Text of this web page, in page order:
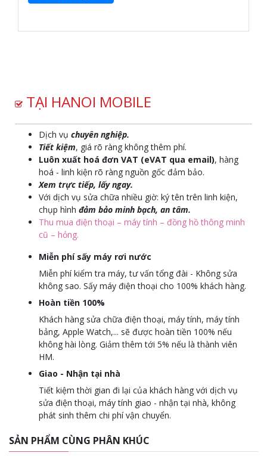
TẠI HANOI MOBILE
Dịch vụ chuyên nghiệp.
Tiết kiệm, giá rõ ràng không thêm phí.
Luôn xuất hoá đơn VAT (eVAT qua email), hàng
hoá - linh kiện rõ ràng nguồn gốc đảm bảo.
Xem trực tiếp, lấy ngay.
Với dịch vụ sửa chữa nhiều giờ: ký tên trên linh kiện,
chụp hình đảm bảo minh bạch, an tâm.
Thu mua điện thoại – máy tính – đồng hồ thông minh
cũ – hỏng.
Miễn phí sấy máy rơi nước
Miễn phí kiểm tra máy, tư vấn tổng đài - Không sửa
không sao. Sấy máy điện thoại cho 100% khách hàng.
Hoàn tiền 100%
Khách hàng sửa chữa điện thoại, máy tính, máy tính
bảng, Apple Watch,... sẽ được hoàn tiền 100% nếu
không hài lòng. Giảm thêm tới 5% nếu là thành viên
HM.
Giao - Nhận tại nhà
Tiết kiệm thời gian đi lại của khách hàng với dịch vụ
sửa điện thoại, máy tính giao - nhận tại nhà, không
phát sinh thêm chi phí vận chuyển.
SẢN PHẨM CÙNG PHÂN KHÚC